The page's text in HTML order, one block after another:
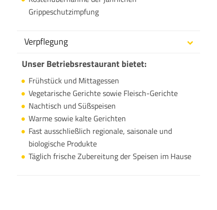
Grippeschutzimpfung
Verpflegung
Unser Betriebsrestaurant bietet:
Frühstück und Mittagessen
Vegetarische Gerichte sowie Fleisch-Gerichte
Nachtisch und Süßspeisen
Warme sowie kalte Gerichten
Fast ausschließlich regionale, saisonale und
biologische Produkte
Täglich frische Zubereitung der Speisen im Hause